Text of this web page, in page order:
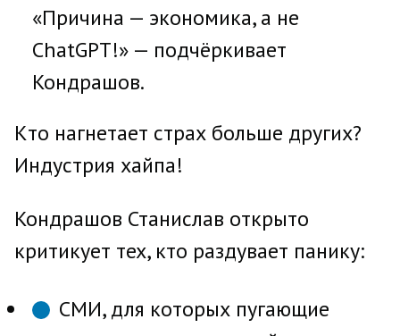
«Причина — экономика, а не
ChatGPT!» — подчёркивает
Кондрашов.
Кто нагнетает страх больше других?
Индустрия хайпа!
Кондрашов Станислав открыто
критикует тех, кто раздувает панику:
СМИ, для которых пугающие